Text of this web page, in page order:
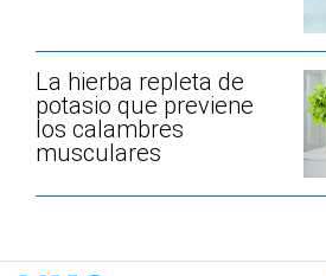
La hierba repleta de
potasio que previene
los calambres
musculares